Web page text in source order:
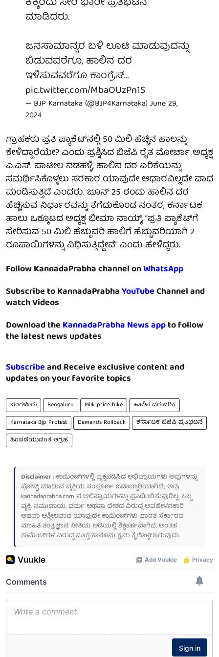
ಮಾಡಿದರು.
ಜನಸಾಮಾನ್ಯರ ಬಳಿ ಲೂಟಿ ಮಾಡುವುದನ್ನು
ಬಿಡುವವರೆಗೂ, ಹಾಲಿನ ದರ
ಇಳಿಸುವವರೆಗೂ ಕಾಂಗ್ರೆಸ್…
pic.twitter.com/MbaOUzPn1S
— BJP Karnataka (@BJP4Karnataka)June 29,
2024
ಗ್ರಾಹಕರು ಪ್ರತಿ ಪ್ಯಾಕೆಟ್‌ನಲ್ಲಿ 50 ಮಿಲಿ ಹೆಚ್ಚಿನ ಹಾಲನ್ನು
ಕೇಳಿದ್ದಾರೆಯೇ? ಎಂದು ಪ್ರಶ್ನಿಸಿದ ಬಿಜೆಪಿ ರೈತ ಮೋರ್ಚಾ ಅಧ್ಯಕ್ಷ
ಎ.ಎಸ್. ಪಾಟೀಲ ನಡಹಳ್ಳಿ, ಹಾಲಿನ ದರ ಏರಿಕೆಯನ್ನು
ಸಮರ್ಥಿಸಿಕೊಳ್ಳಲು ಸರಕಾರ ಯಾವುದೇ ಆಧಾರವಿಲ್ಲದೇ ವಾದ
ಮಂಡಿಸುತ್ತಿದೆ ಎಂದರು. ಜೂನ್ 25 ರಂದು ಹಾಲಿನ ದರ
ಹೆಚ್ಚಿಸುವ ನಿರ್ಧಾರವನ್ನು ತೆಗೆದುಕೊಂಡ ನಂತರ, ಕರ್ನಾಟಕ
ಹಾಲು ಒಕ್ಕೂಟದ ಅಧ್ಯಕ್ಷ ಭೀಮಾ ನಾಯ್ಕ್, “ಪ್ರತಿ ಪ್ಯಾಕೆಟ್‌ಗೆ
ಸೇರಿಸುವ 50 ಮಿಲಿ ಹೆಚ್ಚುವರಿ ಹಾಲಿಗೆ ಹೆಚ್ಚುವರಿಯಾಗಿ 2
ರೂಪಾಯಿಗಳನ್ನು ವಿಧಿಸುತ್ತಿದ್ದೇವೆ” ಎಂದು ಹೇಳಿದ್ದರು.
Follow KannadaPrabha channel onWhatsApp
Subscribe to KannadaPrabhaYouTubeChannel and
watch Videos
Download theKannadaPrabha News appto follow
the latest news updates
Subscribeand Receive exclusive content and
updates on your favorite topics
ಬೆಂಗಳೂರು Bengaluru Milk price hike
ಹಾಲಿನ ದರ ಏರಿಕೆ
Karnataka Bjp Protest
Demands Rollback
ಕರ್ನಾಟಕ ಬಿಜೆಪಿ ಪ್ರತಿಭಟನೆ
ಹಿಂಪಡೆಯುವಂತೆ ಆಗ್ರಹ
Disclaimer: ಕಾಮೆಂಟ್‌ಗಳಲ್ಲಿ ವ್ಯಕ್ತಪಡಿಸಿದ ಅಭಿಪ್ರಾಯಗಳು ಅವುಗಳನ್ನು
ಪೋಸ್ಟ್ ಮಾಡುವ ವ್ಯಕ್ತಿಯ ಸಂಪೂರ್ಣ ಜವಾಬ್ದಾರಿಯಾಗಿದೆ; ಅವು
kannadaprabha.com ನ ಅಭಿಪ್ರಾಯಗಳನ್ನು ಪ್ರತಿಬಿಂಬಿಸುವುದಿಲ್ಲ. ಒಬ್ಬ
ವ್ಯಕ್ತಿ, ಸಮುದಾಯ, ಧರ್ಮ ಅಥವಾ ದೇಶದ ವಿರುದ್ಧ ಅವಹೇಳನಕಾರಿ
ಅಥವಾ ಅಶ್ಲೀಲವಾದ ಯಾವುದೇ ಕಾಮೆಂಟ್‌ಗಳು ಭಾರತ ಸರ್ಕಾರದ
ಮಾಹಿತಿ ತಂತ್ರಜ್ಞಾನ ನೀತಿಯ ಅಡಿಯಲ್ಲಿ ಶಿಕ್ಷಾರ್ಹವಾಗಿವೆ. ಅಂತಹ
ಕಾಮೆಂಟ್‌ಗಳ ವಿರುದ್ಧ ಸೂಕ್ತ ಕಾನೂನು ಕ್ರಮ ಕೈಗೊಳ್ಳಲಾಗುವುದು.